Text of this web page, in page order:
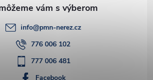
info@pmn-nerez.cz
776 006 102
777 006 481
Facebook